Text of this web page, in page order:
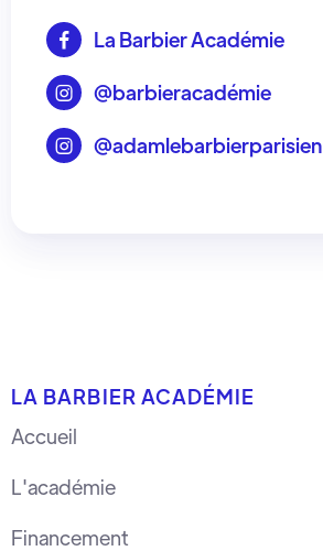
 La Barbier Académie
 @barbieracadémie
 @adamlebarbierparisien
LA BARBIER ACADÉMIE
Accueil
L'académie
Financement